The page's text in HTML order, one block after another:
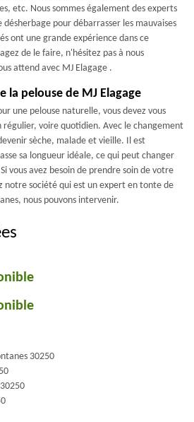
etc. Nous sommes également des experts
pour débarrasser les mauvaises
ont une grande expérience dans ce
de le faire, n'hésitez pas à nous
attend avec MJ Elagage .
la pelouse de MJ Elagage
une pelouse naturelle, vous devez vous
voire quotidien. Avec le changement
sèche, malade et vieille. Il est
sa longueur idéale, ce qui peut changer
vous avez besoin de prendre soin de votre
notre société qui est un expert en tonte de
nous pouvons intervenir.
30250